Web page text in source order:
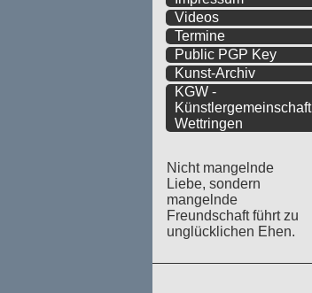
Videos
Termine
Public PGP Key
Kunst-Archiv
KGW -
Künstlergemeinschaft
Wettringen
Nicht mangelnde
Liebe, sondern
mangelnde
Freundschaft führt zu
unglücklichen Ehen.